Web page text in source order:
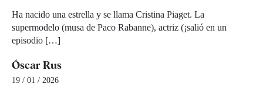
Ha nacido una estrella y se llama Cristina Piaget. La
supermodelo (musa de Paco Rabanne), actriz (¡salió en un
episodio […]
Óscar Rus
19 / 01 / 2026